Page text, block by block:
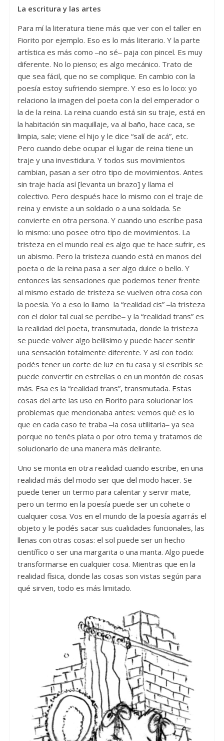
La escritura y las artes
Para mí la literatura tiene más que ver con el taller en
Fiorito por ejemplo. Eso es lo más literario. Y la parte
artística es más como ‒no sé‒ paja con pincel. Es muy
diferente. No lo pienso; es algo mecánico. Trato de
que sea fácil, que no se complique. En cambio con la
poesía estoy sufriendo siempre. Y eso es lo loco: yo
relaciono la imagen del poeta con la del emperador o
la de la reina. La reina cuando está sin su traje, está en
la habitación sin maquillaje, va al baño, hace caca, se
limpia, sale; viene el hijo y le dice “salí de acá”, etc.
Pero cuando debe ocupar el lugar de reina tiene un
traje y una investidura. Y todos sus movimientos
cambian, pasan a ser otro tipo de movimientos. Antes
sin traje hacía así [levanta un brazo] y llama el
colectivo. Pero después hace lo mismo con el traje de
reina y enviste a un soldado o a una soldada. Se
convierte en otra persona. Y cuando uno escribe pasa
lo mismo: uno posee otro tipo de movimientos. La
tristeza en el mundo real es algo que te hace sufrir, es
un abismo. Pero la tristeza cuando está en manos del
poeta o de la reina pasa a ser algo dulce o bello. Y
entonces las sensaciones que podemos tener frente
al mismo estado de tristeza se vuelven otra cosa con
la poesía. Yo a eso lo llamo la “realidad cis” ‒la tristeza
con el dolor tal cual se percibe‒ y la “realidad trans” es
la realidad del poeta, transmutada, donde la tristeza
se puede volver algo bellísimo y puede hacer sentir
una sensación totalmente diferente. Y así con todo:
podés tener un corte de luz en tu casa y si escribís se
puede convertir en estrellas o en un montón de cosas
más. Esa es la “realidad trans”, transmutada. Estas
cosas del arte las uso en Fiorito para solucionar los
problemas que mencionaba antes: vemos qué es lo
que en cada caso te traba ‒la cosa utilitaria‒ ya sea
porque no tenés plata o por otro tema y tratamos de
solucionarlo de una manera más delirante.
Uno se monta en otra realidad cuando escribe, en una
realidad más del modo ser que del modo hacer. Se
puede tener un termo para calentar y servir mate,
pero un termo en la poesía puede ser un cohete o
cualquier cosa. Vos en el mundo de la poesía agarrás el
objeto y le podés sacar sus cualidades funcionales, las
llenas con otras cosas: el sol puede ser un hecho
científico o ser una margarita o una manta. Algo puede
transformarse en cualquier cosa. Mientras que en la
realidad física, donde las cosas son vistas según para
qué sirven, todo es más limitado.